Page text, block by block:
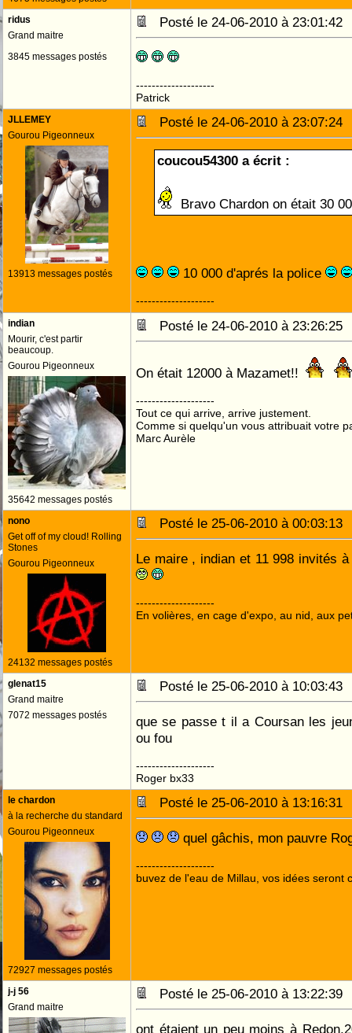
ridus
Grand maitre
3845 messages postés
Posté le 24-06-2010 à
--------------------
Patrick
JLLEMEY
Gourou Pigeonneux
13913 messages postés
Posté le 24-06-2010 à
coucou54300 a écrit :
Bravo Chardon on était 30
10 000 d'aprés la police
--------------------
indian
Mourir, c'est partir
beaucoup.
Gourou Pigeonneux
35642 messages postés
Posté le 24-06-2010 à
On était 12000 à Mazamet!!
--------------------
Tout ce qui arrive, arrive justement.
Comme si quelqu'un vous attribuait votre
Marc Aurèle
nono
Get off of my cloud! Rolling
Stones
Gourou Pigeonneux
24132 messages postés
Posté le 25-06-2010 à
Le maire , indian et 11 998 invités
--------------------
En volières, en cage d'expo, au nid, aux
glenat15
Grand maitre
7072 messages postés
Posté le 25-06-2010 à
que se passe t il a Coursan les
ou fou
--------------------
Roger bx33
le chardon
à la recherche du standard
Gourou Pigeonneux
72927 messages postés
Posté le 25-06-2010 à
quel gâchis, mon pauvre
--------------------
buvez de l'eau de Millau, vos idées seront
j-j 56
Grand maitre
Posté le 25-06-2010 à
ont étaient un peu moins à